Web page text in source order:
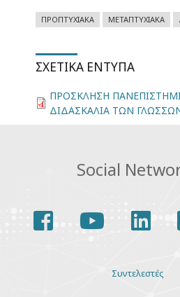
ΠΡΟΠΤΥΧΙΑΚΆ ΜΕΤΑΠΤΥΧΙΑΚΆ
ΣΧΕΤΙΚΆ ΈΝΤΥΠΑ
ΠΡΟΣΚΛΗΣΗ
ΔΙΔΑΣΚΑΛΙΑ ΤΩΝ
Social
facebookyoutube
Συντελεστές